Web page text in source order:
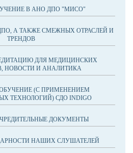
В АНО ДПО "МИСО"
А ТАКЖЕ СМЕЖНЫХ ОТРАСЛЕЙ И
ТРЕНДОВ
ДЛЯ МЕДИЦИНСКИХ
НОВОСТИ И АНАЛИТИКА
(С ПРИМЕНЕНИЕМ
ТЕХНОЛОГИЙ) СДО INDIGO
ДОКУМЕНТЫ
НАШИХ СЛУШАТЕЛЕЙ